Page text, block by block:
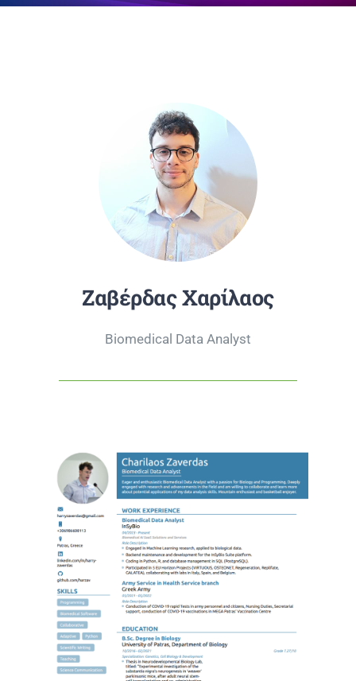
Ζαβέρδας Χαρίλαος
Biomedical Data Analyst